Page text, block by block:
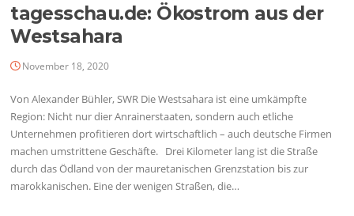
tagesschau.de: Ökostrom aus der
Westsahara
November 18, 2020
Von Alexander Bühler, SWR Die Westsahara ist eine umkämpfte
Region: Nicht nur dier Anrainerstaaten, sondern auch etliche
Unternehmen profitieren dort wirtschaftlich – auch deutsche Firmen
machen umstrittene Geschäfte. Drei Kilometer lang ist die Straße
durch das Ödland von der mauretanischen Grenzstation bis zur
marokkanischen. Eine der wenigen Straßen, die…